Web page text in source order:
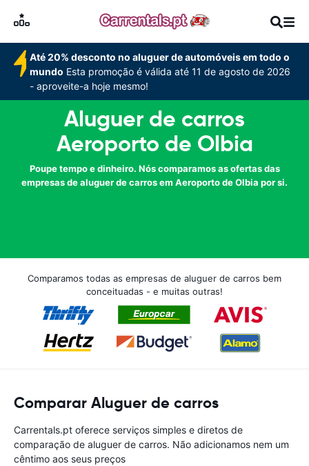
Até 20% desconto no aluguer de automóveis em todo o
mundo Esta promoção é válida até 11 de agosto de 2026
- aproveite-a hoje mesmo!
Aluguer de carros
Aeroporto de Olbia
Poupe tempo e dinheiro. Nós comparamos as ofertas das
empresas de aluguer de carros em Aeroporto de Olbia por si.
Comparamos todas as empresas de aluguer de carros bem
conceituadas - e muitas outras!
Comparar Aluguer de carros
Carrentals.pt oferece serviços simples e diretos de
comparação de aluguer de carros. Não adicionamos nem um
cêntimo aos seus preços